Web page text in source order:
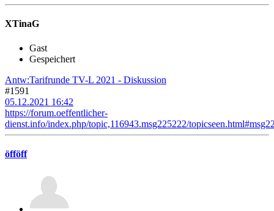
XTinaG
Gast
Gespeichert
Antw:Tarifrunde TV-L 2021 - Diskussion
#1591
05.12.2021 16:42
https://forum.oeffentlicher-
dienst.info/index.php/topic,116943.msg225222/
öfföff